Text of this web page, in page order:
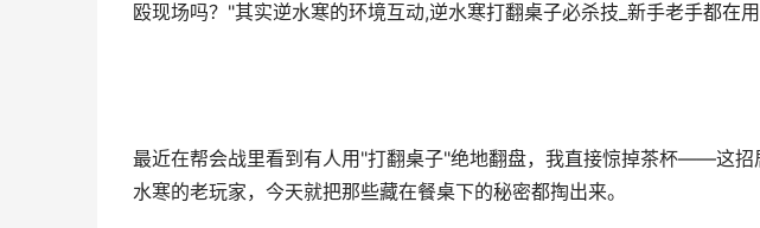
殴现场吗？"其实逆水寒的环境互动,逆水寒打翻桌子必杀技_新手老手都在
最近在帮会战里看到有人用"打翻桌子"绝地翻盘，我直接惊掉茶杯——这招
水寒的老玩家，今天就把那些藏在餐桌下的秘密都掏出来。